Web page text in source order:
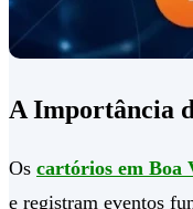
A Importância
Os cartórios em Boa
e registram eventos